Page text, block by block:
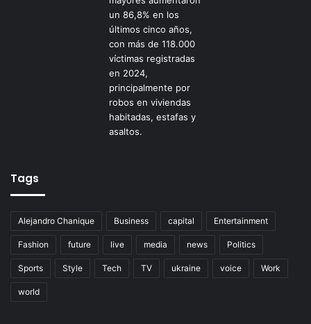
Tags
Alejandro Chanique Business capital Entertainment
Fashion future live media news Politics
Sports Style Tech TV ukraine voice Work
world